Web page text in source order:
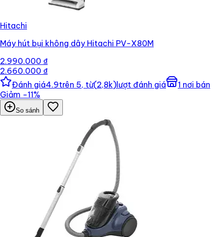
Hitachi
Máy hút bụi không dây Hitachi PV-X80M
2.990.000 ₫
2.660.000 ₫
Đánh giá4.9trên 5, từ(2,8k)lượt đánh giá 1 nơi bán
Giảm −11%
So sánh